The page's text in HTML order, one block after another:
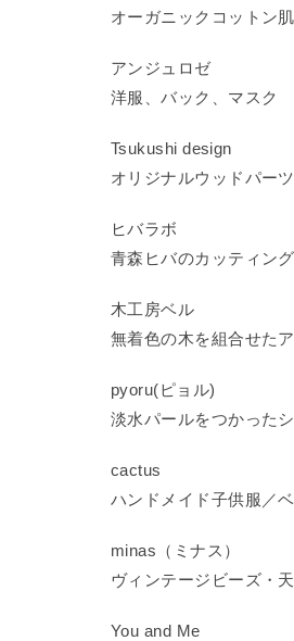
オーガニックコットン
アンジュロゼ
洋服、バック、マスク
Tsukushi design
オリジナルウッドパー
ヒバラボ
青森ヒバのカッティン
木工房ベル
無着色の木を組合せた
pyoru(ピョル)
淡水パールをつかった
cactus
ハンドメイド子供服／
minas（ミナス）
ヴィンテージビーズ・
You and Me